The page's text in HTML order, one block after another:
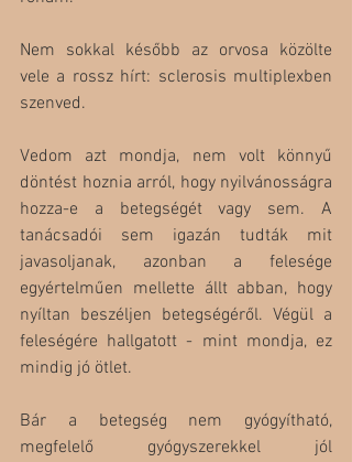
Nem sokkal később az orvosa közölte
vele a rossz hírt: sclerosis multiplexben
szenved.
Vedom azt mondja, nem volt könnyű
döntést hoznia arról, hogy nyilvánosságra
hozza-e a betegségét vagy sem. A
tanácsadói sem igazán tudták mit
javasoljanak, azonban a felesége
egyértelműen mellette állt abban, hogy
nyíltan beszéljen betegségéről. Végül a
feleségére hallgatott - mint mondja, ez
mindig jó ötlet.
Bár a betegség nem gyógyítható,
megfelelő gyógyszerekkel jól